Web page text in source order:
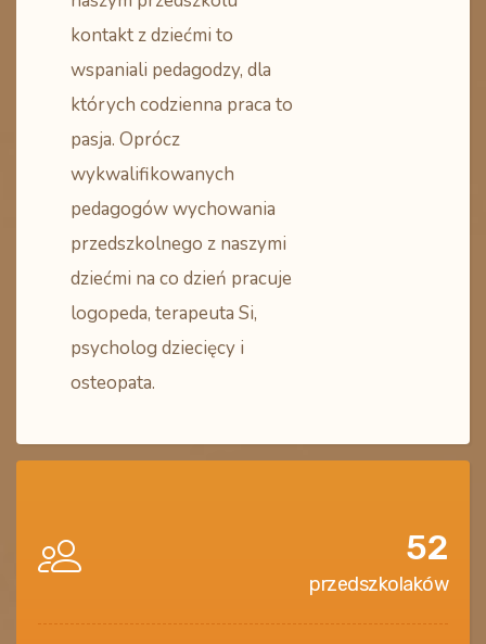
kontakt z dziećmi to
wspaniali pedagodzy, dla
których codzienna praca to
pasja. Oprócz
wykwalifikowanych
pedagogów wychowania
przedszkolnego z naszymi
dziećmi na co dzień pracuje
logopeda, terapeuta Si,
psycholog dziecięcy i
osteopata.
52
przedszkolaków